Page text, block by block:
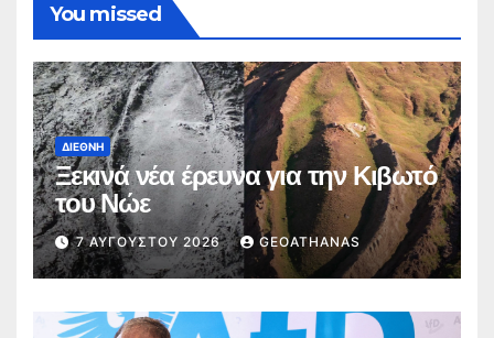
You missed
ΔΙΕΘΝΉ
Ξεκινά νέα έρευνα για την Κιβωτό
του Νώε
7 ΑΥΓΟΎΣΤΟΥ 2026 GEOATHANAS